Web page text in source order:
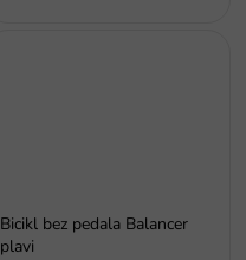
Bicikl bez pedala Balancer
plavi